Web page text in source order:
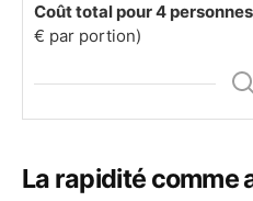
Coût total pour 4 personnes
€ par portion)
La rapidité comme